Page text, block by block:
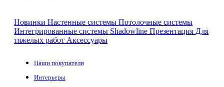
Новинки Настенные системы Потолочные системы
Интегрированные системы Shadowline Презентация Для
тяжелых работ Аксессуары
Наши покупатели
Интерьеры